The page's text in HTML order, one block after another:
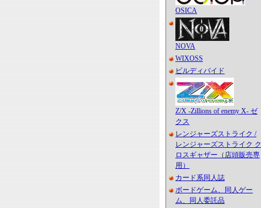
OSICA
NOVA
WIXOSS
ビルディバイド
Z/X -Zillions of enemy X- ゼ
クス
レンジャーズストライク /
レンジャーズストライク ク
ロスギャザー（店頭販売専
用）
カード系同人誌
ボードゲーム、同人ゲー
ム、同人委託品